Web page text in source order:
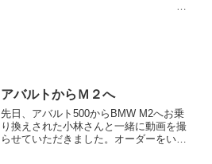
アバルトからＭ２へ
先日、アバルト500からBMW M2へお乗
り換えされた小林さんと一緒に動画を撮
らせていただきました。オーダーをいた